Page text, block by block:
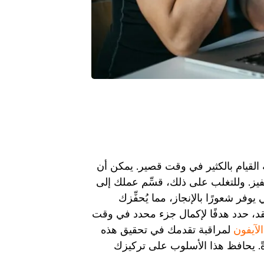
بالكثير في وقت قصير. يمكن أن
وللتغلب على ذلك، قسِّم عملك إلى
شعورًا بالإنجاز، مما يُحفِّزك
حدد هدفًا لإكمال جزء محدد في وقت
الآيفون لمراقبة تقدمك في تحقيق هذه
يحافظ هذا الأسلوب على تركيزك